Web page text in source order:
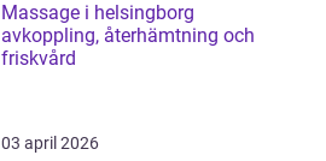
Massage i helsingborg
avkoppling, återhämtning och
friskvård
03 april 2026